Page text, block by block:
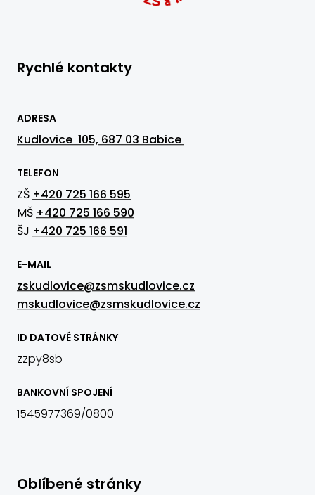
Rychlé kontakty
ADRESA
Kudlovice 105, 687 03 Babice
TELEFON
ZŠ +420 725 166 595
MŠ +420 725 166 590
ŠJ +420 725 166 591
E-MAIL
zskudlovice@zsmskudlovice.cz
mskudlovice@zsmskudlovice.cz
ID DATOVÉ STRÁNKY
zzpy8sb
BANKOVNÍ SPOJENÍ
1545977369/0800
Oblíbené stránky